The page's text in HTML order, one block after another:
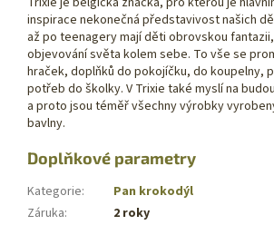
inspirace nekonečná představivost našich
až po teenagery mají děti obrovskou
objevování světa kolem sebe. To vše se
hraček, doplňků do pokojíčku, do koupelny,
potřeb do školky. V Trixie také myslí na
a proto jsou téměř všechny výrobky
bavlny.
Doplňkové parametry
Kategorie:
Pan krokodýl
Záruka:
2 roky